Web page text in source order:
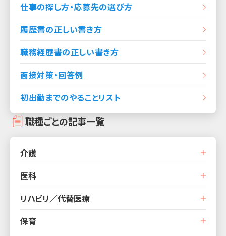
仕事の探し方・応募先の選び方
履歴書の正しい書き方
職務経歴書の正しい書き方
面接対策・回答例
初出勤までのやることリスト
職種ごとの記事一覧
介護
医科
リハビリ／代替医療
保育